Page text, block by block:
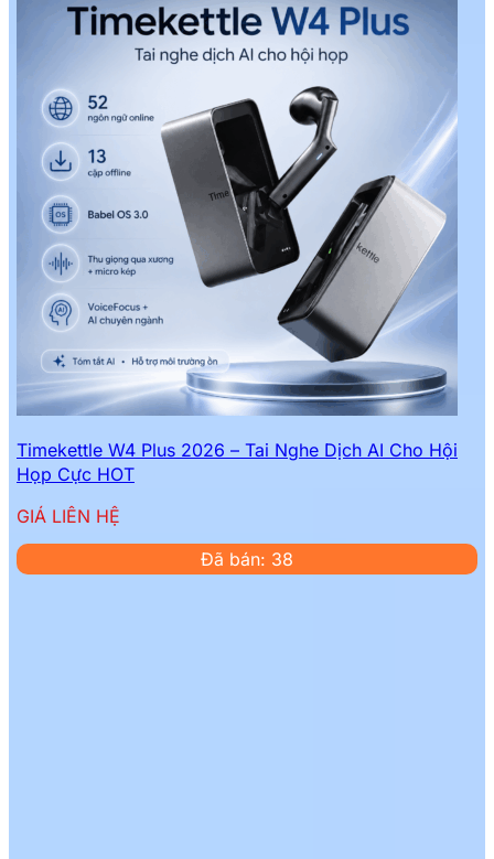
Timekettle W4 Plus 2026 – Tai Nghe Dịch AI Cho Hội
Họp Cực HOT
GIÁ LIÊN HỆ
Đã bán: 38